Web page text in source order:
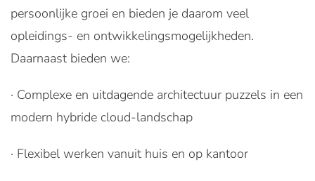
persoonlijke groei en bieden je daarom veel
opleidings- en ontwikkelingsmogelijkheden.
Daarnaast bieden we:
· Complexe en uitdagende architectuur puzzels in een
modern hybride cloud-landschap
· Flexibel werken vanuit huis en op kantoor